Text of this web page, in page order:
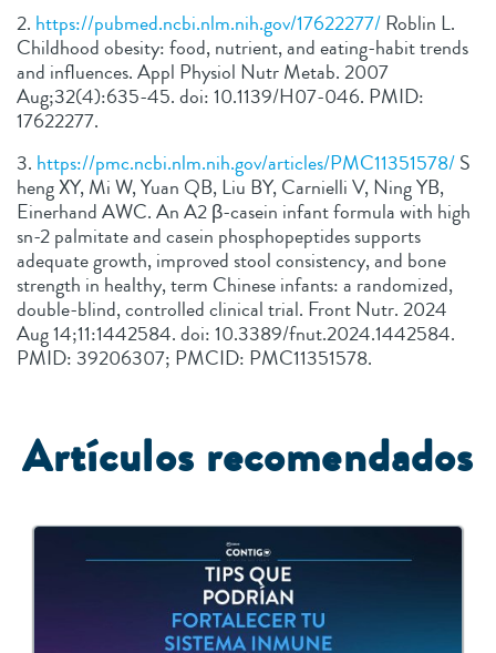
2. https://pubmed.ncbi.nlm.nih.gov/17622277/Roblin L.
Childhood obesity: food, nutrient, and eating-habit trends
and influences. Appl Physiol Nutr Metab. 2007
Aug;32(4):635-45. doi: 10.1139/H07-046. PMID:
17622277.
3. https://pmc.ncbi.nlm.nih.gov/articles/PMC11351578/S
heng XY, Mi W, Yuan QB, Liu BY, Carnielli V, Ning YB,
Einerhand AWC. An A2 β-casein infant formula with high
sn-2 palmitate and casein phosphopeptides supports
adequate growth, improved stool consistency, and bone
strength in healthy, term Chinese infants: a randomized,
double-blind, controlled clinical trial. Front Nutr. 2024
Aug 14;11:1442584. doi: 10.3389/fnut.2024.1442584.
PMID: 39206307; PMCID: PMC11351578.
Artículos recomendados